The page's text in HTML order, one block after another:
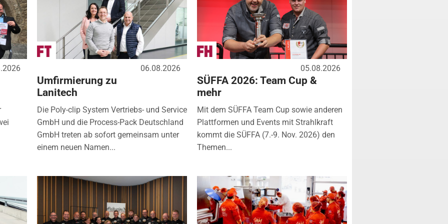
06.08.2026
Umfirmierung zu
Lanitech
Die Poly-clip System Vertriebs- und Service
GmbH und die Process-Pack Deutschland
GmbH treten ab sofort gemeinsam unter
einem neuen Namen...
05.08.2026
SÜFFA 2026: Team Cup &
mehr
Mit dem SÜFFA Team Cup sowie anderen
Plattformen und Events mit Strahlkraft
kommt die SÜFFA (7.-9. Nov. 2026) den
Themen...